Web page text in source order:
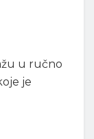
u ručno
je